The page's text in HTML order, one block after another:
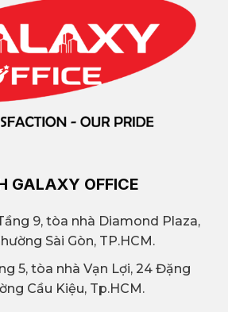
GALAXY OFFICE
9, tòa nhà Diamond Plaza,
Sài Gòn, TP.HCM.
5, tòa nhà Vạn Lợi, 24 Đặng
Cầu Kiệu, Tp.HCM.